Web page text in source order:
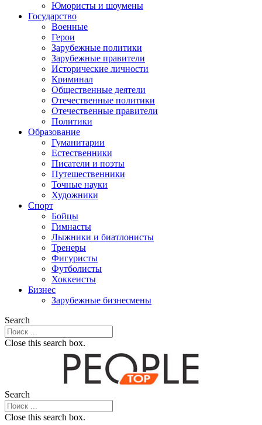
Юмористы и шоумены
Государство
Военные
Герои
Зарубежные политики
Зарубежные правители
Исторические личности
Криминал
Общественные деятели
Отечественные политики
Отечественные правители
Политики
Образование
Гуманитарии
Естественники
Писатели и поэты
Путешественники
Точные науки
Художники
Спорт
Бойцы
Гимнасты
Лыжники и биатлонисты
Тренеры
Фигуристы
Футболисты
Хоккеисты
Бизнес
Зарубежные бизнесмены
Search
Close this search box.
Search
Close this search box.